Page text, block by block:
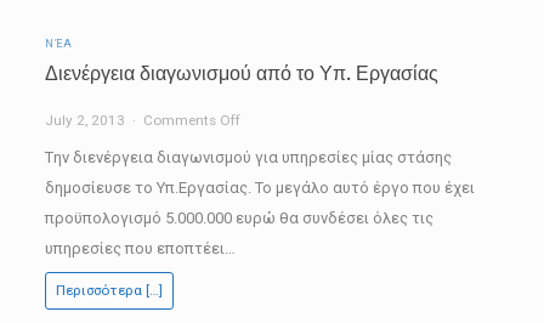
ΝΈΑ
Διενέργεια διαγωνισμού από το Υπ. Εργασίας
July 2, 2013 Comments Offon
Διενέργεια
διαγωνισμού
Tην διενέργεια διαγωνισμού για υπηρεσίες μίας στάσης
δημοσίευσε το Υπ.Εργασίας. Το μεγάλο αυτό έργο που έχει
προϋπολογισμό 5.000.000 ευρώ θα συνδέσει όλες τις
υπηρεσίες που εποπτέει…
Περισσότερα […]